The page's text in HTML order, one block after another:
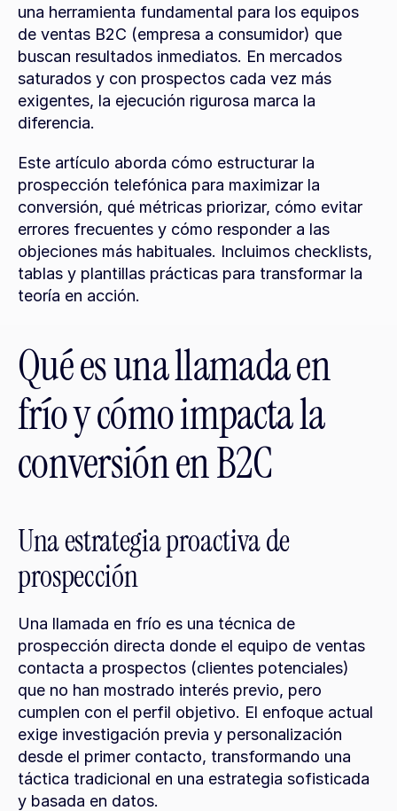
una herramienta fundamental para los equipos
de ventas B2C (empresa a consumidor) que
buscan resultados inmediatos. En mercados
saturados y con prospectos cada vez más
exigentes, la ejecución rigurosa marca la
diferencia.
Este artículo aborda cómo estructurar la
prospección telefónica para maximizar la
conversión, qué métricas priorizar, cómo evitar
errores frecuentes y cómo responder a las
objeciones más habituales. Incluimos checklists,
tablas y plantillas prácticas para transformar la
teoría en acción.
Qué es una llamada en
frío y cómo impacta la
conversión en B2C
Una estrategia proactiva de
prospección
Una llamada en frío es una técnica de
prospección directa donde el equipo de ventas
contacta a prospectos (clientes potenciales)
que no han mostrado interés previo, pero
cumplen con el perfil objetivo. El enfoque actual
exige investigación previa y personalización
desde el primer contacto, transformando una
táctica tradicional en una estrategia sofisticada
y basada en datos.